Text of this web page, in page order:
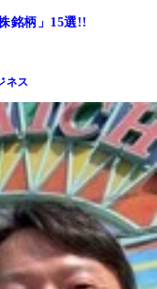
銘柄」15選!!
ネス